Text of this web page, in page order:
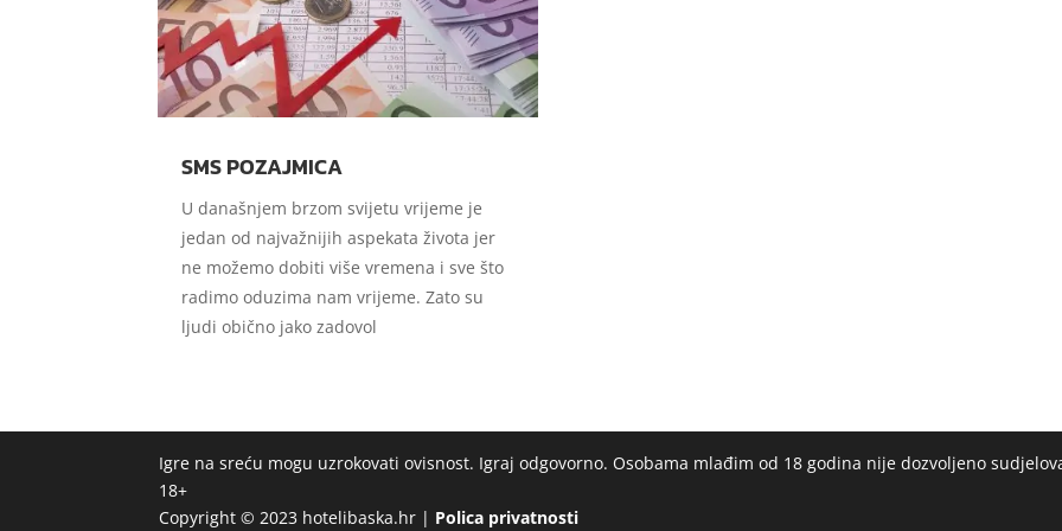
SMS POZAJMICA
U današnjem brzom svijetu vrijeme je
jedan od najvažnijih aspekata života jer
ne možemo dobiti više vremena i sve što
radimo oduzima nam vrijeme. Zato su
ljudi obično jako zadovol
Igre na sreću mogu uzrokovati ovisnost. Igraj odgovorno. Osobama mlađim od 18 godina nije dozvoljeno
18+
Copyright © 2023 hotelibaska.hr | Polica privatnosti